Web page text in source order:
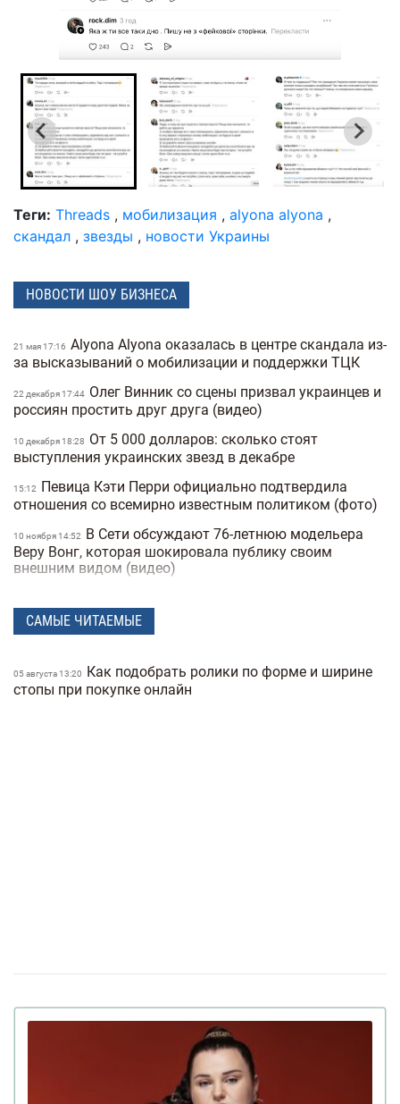
Теги: Threads , мобилизация , alyona alyona ,
скандал , звезды , новости Украины
НОВОСТИ ШОУ БИЗНЕСА
21 мая 17:16 Alyona Alyona оказалась в центре скандала из-
за высказываний о мобилизации и поддержки ТЦК
22 декабря 17:44 Олег Винник со сцены призвал украинцев и
россиян простить друг друга (видео)
10 декабря 18:28
От 5 000 долларов: сколько стоят
выступления украинских звезд в декабре
15:12
Певица Кэти Перри официально подтвердила
отношения со всемирно известным политиком (фото)
10 ноября 14:52
В Сети обсуждают 76-летнюю модельера
Веру Вонг, которая шокировала публику своим
внешним видом (видео)
охранника из николаевского ТЦК (видео)
года по версии People — фото
30 октября 16:57
Украинский бренд Bazhane попал в скандал
Полиция возбудила уголовное дело против
русскоязычных детей
Криштиану Роналду сделал предложение
своей девушке Джорджине Родригес после 9 лет
САМЫЕ ЧИТАЕМЫЕ
05 августа 13:20
Как подобрать ролики по форме и ширине
стопы при покупке онлайн